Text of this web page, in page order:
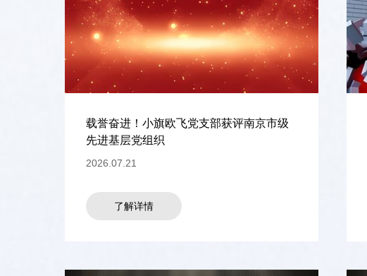
载誉奋进！小旗欧飞党支部获评南京市级
先进基层党组织
2026.07.21
了解详情